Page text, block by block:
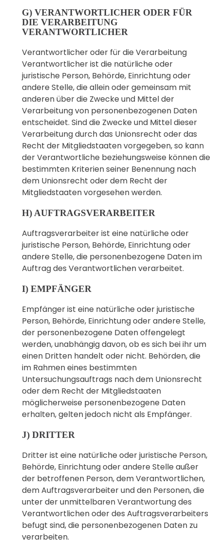
G) VERANTWORTLICHER ODER FÜR
DIE VERARBEITUNG
VERANTWORTLICHER
Verantwortlicher oder für die Verarbeitung
Verantwortlicher ist die natürliche oder
juristische Person, Behörde, Einrichtung oder
andere Stelle, die allein oder gemeinsam mit
anderen über die Zwecke und Mittel der
Verarbeitung von personenbezogenen Daten
entscheidet. Sind die Zwecke und Mittel dieser
Verarbeitung durch das Unionsrecht oder das
Recht der Mitgliedstaaten vorgegeben, so kann
der Verantwortliche beziehungsweise können die
bestimmten Kriterien seiner Benennung nach
dem Unionsrecht oder dem Recht der
Mitgliedstaaten vorgesehen werden.
H) AUFTRAGSVERARBEITER
Auftragsverarbeiter ist eine natürliche oder
juristische Person, Behörde, Einrichtung oder
andere Stelle, die personenbezogene Daten im
Auftrag des Verantwortlichen verarbeitet.
I) EMPFÄNGER
Empfänger ist eine natürliche oder juristische
Person, Behörde, Einrichtung oder andere Stelle,
der personenbezogene Daten offengelegt
werden, unabhängig davon, ob es sich bei ihr um
einen Dritten handelt oder nicht. Behörden, die
im Rahmen eines bestimmten
Untersuchungsauftrags nach dem Unionsrecht
oder dem Recht der Mitgliedstaaten
möglicherweise personenbezogene Daten
erhalten, gelten jedoch nicht als Empfänger.
J) DRITTER
Dritter ist eine natürliche oder juristische Person,
Behörde, Einrichtung oder andere Stelle außer
der betroffenen Person, dem Verantwortlichen,
dem Auftragsverarbeiter und den Personen, die
unter der unmittelbaren Verantwortung des
Verantwortlichen oder des Auftragsverarbeiters
befugt sind, die personenbezogenen Daten zu
verarbeiten.